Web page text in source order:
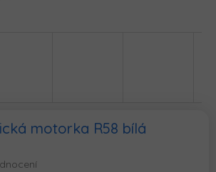
motorka R58 bílá